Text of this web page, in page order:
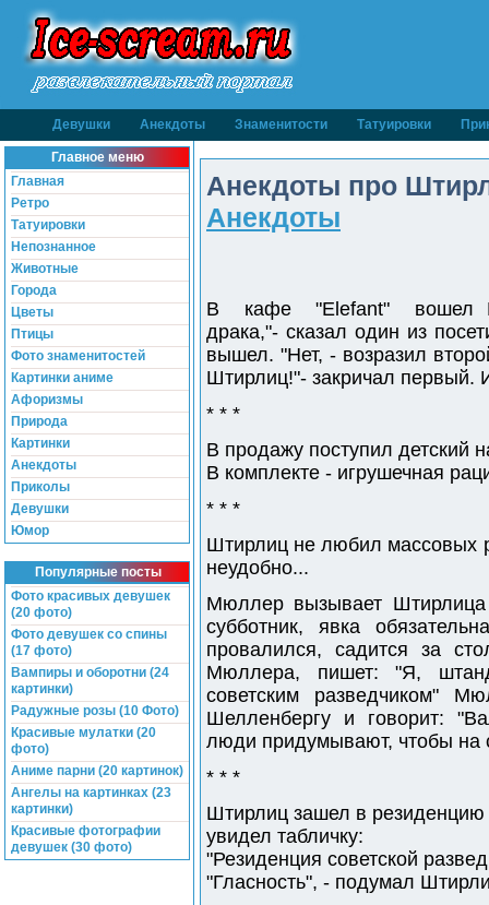
Девушки Анекдоты Знаменитости Татуировки
Главное меню
Главная
Ретро
Татуировки
Непознанное
Животные
Города
Цветы
Птицы
Фото знаменитостей
Картинки аниме
Афоризмы
Природа
Картинки
Анекдоты
Приколы
Девушки
Юмор
Популярные посты
Фото красивых девушек
(20 фото)
Фото девушек со спины
(17 фото)
Вампиры и оборотни (24
картинки)
Радужные розы (10 Фото)
Красивые мулатки (20
фото)
Аниме парни (20 картинок)
Ангелы на картинках (23
картинки)
Красивые фотографии
девушек (30 фото)
Анекдоты про
Анекдоты
В кафе "Elefant" вошел
драка,"- сказал один из
вышел. "Нет, - возразил
Штирлиц!"- закричал первый.
* * *
В продажу поступил детский
В комплекте - игрушечная
* * *
Штирлиц не любил массовых
неудобно...
Мюллер вызывает Штирлица
субботник, явка
провалился, садится за
Мюллера, пишет: "Я,
советским разведчиком"
Шелленбергу и говорит:
люди придумывают, чтобы на
* * *
Штирлиц зашел в
увидел табличку:
"Резиденция советской
"Гласность", - подумал